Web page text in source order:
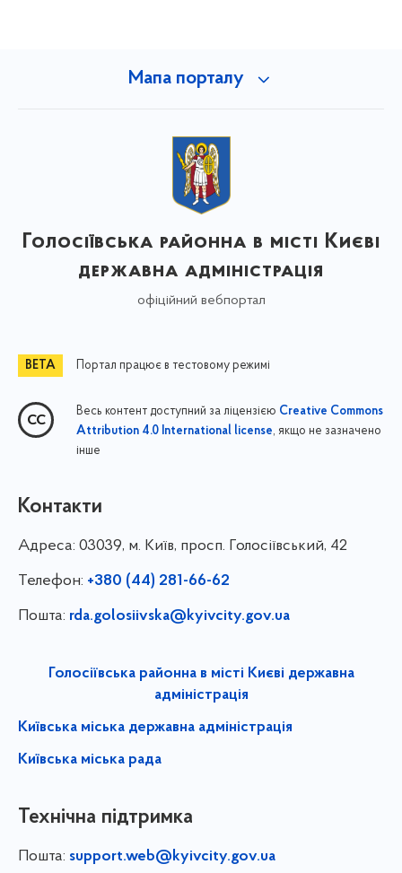
Мапа порталу
Голосіївська районна в місті Києві
державна адміністрація
офіційний вебпортал
Портал працює в тестовому режимі
Весь контент доступний за ліцензією Creative Commons
Attribution 4.0 International license, якщо не зазначено
інше
Контакти
Адреса: 03039, м. Київ, просп. Голосіївський, 42
Телефон: +380 (44) 281-66-62
Пошта: rda.golosiivska@kyivcity.gov.ua
Голосіївська районна в місті Києві державна
адміністрація
Київська міська державна адміністрація
Київська міська рада
Технічна підтримка
Пошта: support.web@kyivcity.gov.ua